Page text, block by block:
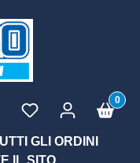
0
GLI ORDINI
IL SITO